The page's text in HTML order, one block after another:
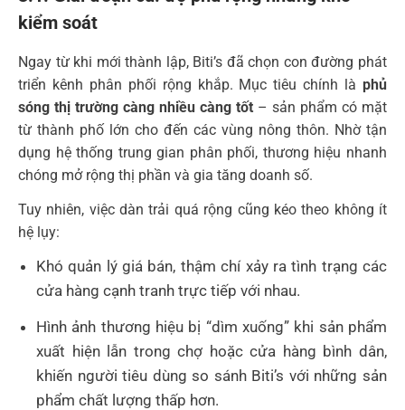
kiểm soát
Ngay từ khi mới thành lập, Biti’s đã chọn con đường phát
triển kênh phân phối rộng khắp. Mục tiêu chính là phủ
sóng thị trường càng nhiều càng tốt – sản phẩm có mặt
từ thành phố lớn cho đến các vùng nông thôn. Nhờ tận
dụng hệ thống trung gian phân phối, thương hiệu nhanh
chóng mở rộng thị phần và gia tăng doanh số.
Tuy nhiên, việc dàn trải quá rộng cũng kéo theo không ít
hệ lụy:
Khó quản lý giá bán, thậm chí xảy ra tình trạng các
cửa hàng cạnh tranh trực tiếp với nhau.
Hình ảnh thương hiệu bị “dìm xuống” khi sản phẩm
xuất hiện lẫn trong chợ hoặc cửa hàng bình dân,
khiến người tiêu dùng so sánh Biti’s với những sản
phẩm chất lượng thấp hơn.